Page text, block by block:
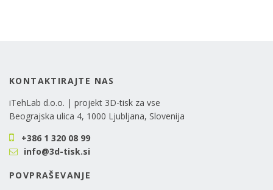
KONTAKTIRAJTE NAS
iTehLab d.o.o. | projekt 3D-tisk za vse
Beograjska ulica 4, 1000 Ljubljana, Slovenija
+386 1 320 08 99
info@3d-tisk.si
POVPRAŠEVANJE